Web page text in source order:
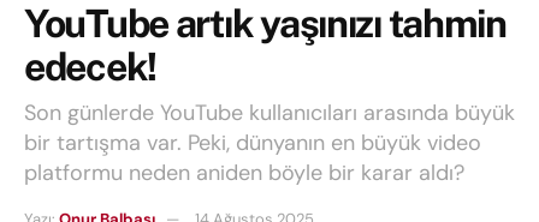
YouTube artık yaşınızı tahmin
edecek!
Son günlerde YouTube kullanıcıları arasında büyük
bir tartışma var. Peki, dünyanın en büyük video
platformu neden aniden böyle bir karar aldı?